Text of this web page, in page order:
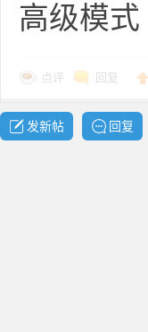
高级模式
点评 回复
发新帖 回复